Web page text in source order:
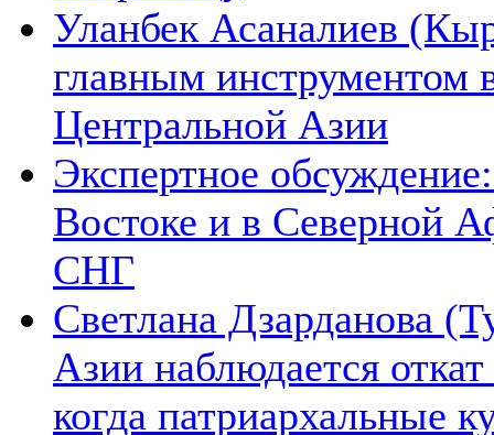
Уланбек Асаналиев
главным инструментом
Центральной Азии
Экспертное
Востоке и в Северной
СНГ
Светлана Дзарданова
Азии наблюдается
когда патриархальные